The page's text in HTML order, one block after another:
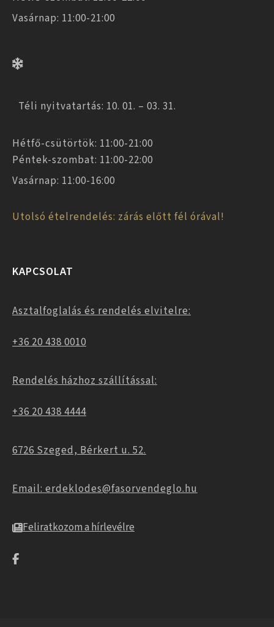
Vasárnap: 11:00-21:00
Téli nyitvatartás: 10. 01. – 03. 31.
Hétfő-csütörtök: 11:00-21:00
Péntek-szombat: 11:00-22:00
Vasárnap: 11:00-16:00
Utolsó ételrendelés: zárás előtt fél órával!
KAPCSOLAT
Asztalfoglalás és rendelés elvitelre:
+36 20 438 0010
Rendelés házhoz szállítással:
+36 20 438 4444
6726 Szeged, Bérkert u. 52.
Email: erdeklodes@fasorvendeglo.hu
Feliratkozom a hírlevélre